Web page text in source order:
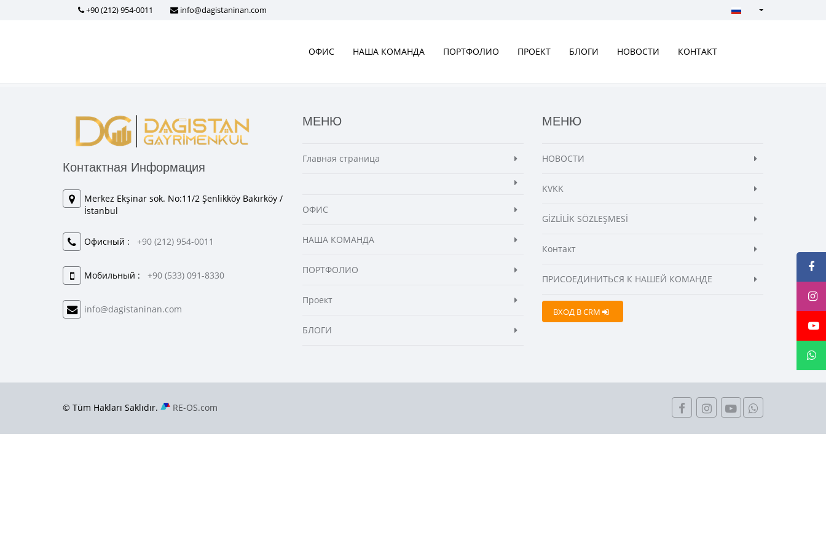
+90 (212) 954-0011
info@dagistaninan.com
ОФИС НАША КОМАНДА ПОРТФОЛИО ПРОЕКТ БЛОГИ НОВОСТИ КОНТАКТ
Контактная Информация
Merkez Ekşinar sok. No:11/2 Şenlikköy Bakırköy /
İstanbul
Офисный : +90 (212) 954-0011
Мобильный : +90 (533) 091-8330
info@dagistaninan.com
МЕНЮ
Главная страница
ОФИС
НАША КОМАНДА
ПОРТФОЛИО
Проект
БЛОГИ
МЕНЮ
НОВОСТИ
KVKK
GİZLİLİK SÖZLEŞMESİ
Контакт
ПРИСОЕДИНИТЬСЯ К НАШЕЙ КОМАНДЕ
ВХОД В CRM
© Tüm Hakları Saklıdır. RE-OS.com